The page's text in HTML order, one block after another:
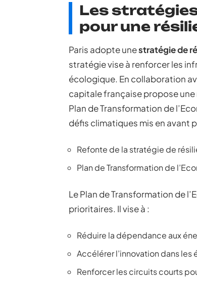
Les
pour une
Paris adopte unestratégie de
stratégie vise à renforcer les
écologique. En collaboration
capitale française propose
Plan de Transformation de
défis climatiques mis en avant
Refonte de la stratégie de
Plan de Transformation de
Le Plan de Transformation de
prioritaires. Il vise à :
Réduire la dépendance aux
Accélérer l’innovation dans
Renforcer les circuits courts